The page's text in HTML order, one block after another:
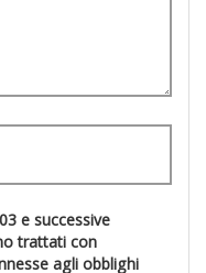
e successive
trattati con